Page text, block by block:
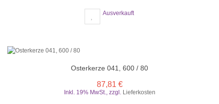
Ausverkauft
Osterkerze 041, 600 / 80
87,81 €
Inkl. 19% MwSt., zzgl. Lieferkosten